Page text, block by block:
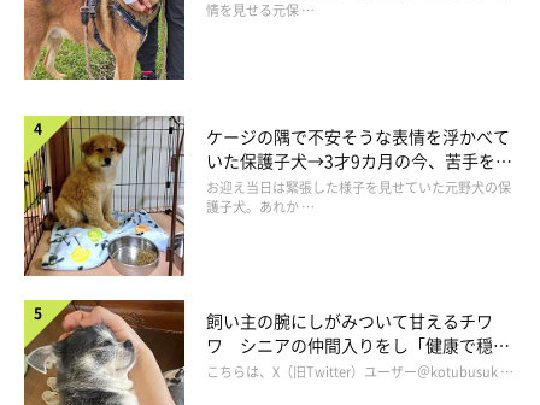
目は変わらずくりくりとした可愛いおめめのままで、顔もだんだ
んと“たぬき寄り”なお顔になって、すっかり柴犬になったなと思
かったです。
つむぎはお迎え当時から足が大きく、経験上
将来大きくたくましく育つ』
っしりした体型のコに成長。私たちの考えは間違っていなかった
と、夫婦で実感しました（笑）」
情を見せる元保 …
ケージの隅で不安そうな表情を浮かべて
いた保護子犬→3才9カ月の今、苦手を克
服し頼もしいコに成長！
お迎え当日は緊張した様子を見せていた元野犬の保
護子犬。あれか …
飼い主の腕にしがみついて甘えるチワ
ワ シニアの仲間入りをし「健康で穏や
かな暮らしが続いてほしい」と願う
こちらは、X（旧Twitter）ユーザー＠kotubusuk …